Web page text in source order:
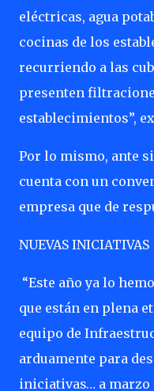
eléctricas, agua
cocinas de los
recurriendo a las
presenten
establecimientos”,
Por lo mismo, ante
cuenta con un
empresa que de
NUEVAS INICIATIVAS
“Este año ya lo
que están en plena
equipo de
arduamente para
iniciativas… a marzo